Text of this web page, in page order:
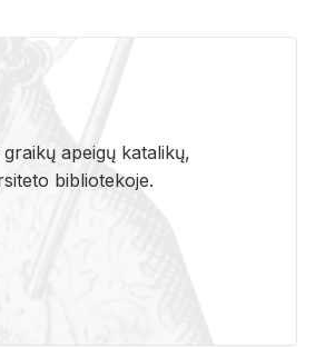
apeigų katalikų,
bibliotekoje.